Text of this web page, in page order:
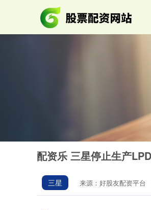
配资乐 三星停止生产
三星 来源：好股友配资平台